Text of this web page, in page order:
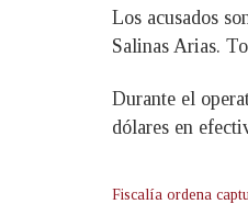
Los acusados
Salinas Arias.
Durante el
dólares en
Fiscalía ordena